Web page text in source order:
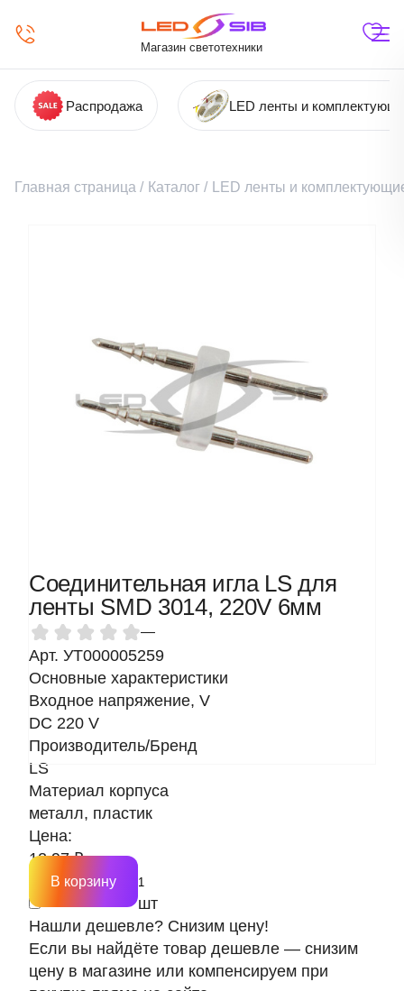
Магазин светотехники
Распродажа LED ленты и
Главная страница / Каталог / LED ленты и
Соединительная игла LS для
ленты SMD 3014, 220V 6мм
—
Арт. УТ000005259
Основные характеристики
Входное напряжение, V
DC 220 V
Производитель/Бренд
LS
Материал корпуса
металл, пластик
Цена:
12.97 ₽
шт
В корзину
Нашли дешевле? Снизим цену!
Если вы найдёте товар дешевле — снизим
цену в магазине или компенсируем при